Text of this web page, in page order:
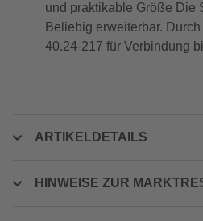
und praktikable Größe Die
Beliebig erweiterbar.
40.24-217 für Verbindung
ARTIKELDETAILS
HINWEISE ZUR